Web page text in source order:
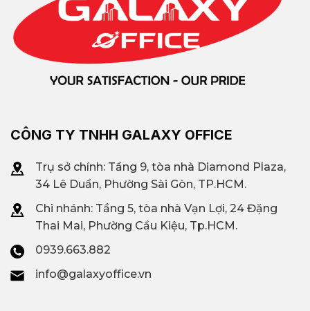
CÔNG TY TNHH GALAXY OFFICE
Trụ sở chính: Tầng 9, tòa nhà Diamond Plaza,
34 Lê Duẩn, Phường Sài Gòn, TP.HCM.
Chi nhánh: Tầng 5, tòa nhà Vạn Lợi, 24 Đặng
Thai Mai, Phường Cầu Kiệu, Tp.HCM.
0939.663.882
info@galaxyoffice.vn